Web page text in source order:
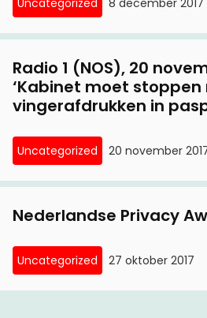
Uncategorized 8 december 2017
Radio 1 (NOS), 20
‘Kabinet moet
vingerafdrukken in
Uncategorized 20 november
Nederlandse Privacy
Uncategorized 27 oktober 2017